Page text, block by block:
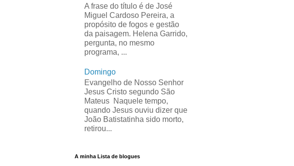
A frase do título é de José
Miguel Cardoso Pereira, a
propósito de fogos e gestão
da paisagem. Helena Garrido,
pergunta, no mesmo
programa, ...
Domingo
Evangelho de Nosso Senhor
Jesus Cristo segundo São
Mateus Naquele tempo,
quando Jesus ouviu dizer que
João Batistatinha sido morto,
retirou...
A minha Lista de blogues